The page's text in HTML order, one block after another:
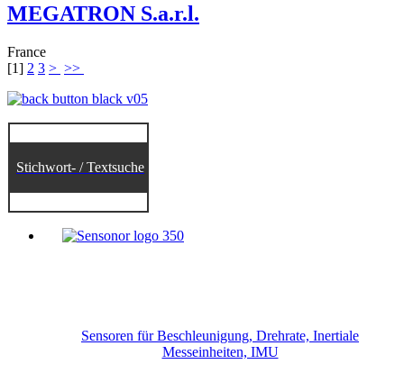
MEGATRON S.a.r.l.
France
[1] 2 3 > >>
Stichwort- / Textsuche
Sensoren für Beschleunigung, Drehrate, Inertiale
Messeinheiten, IMU